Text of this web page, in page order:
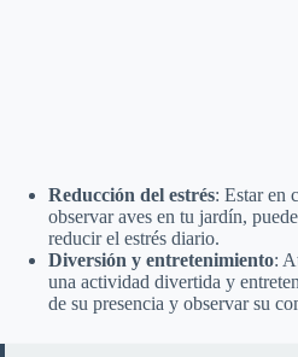
Reducción del estrés: Estar en
observar aves en tu jardín,
reducir el estrés diario.
Diversión y entretenimiento:
una actividad divertida y
de su presencia y observar su